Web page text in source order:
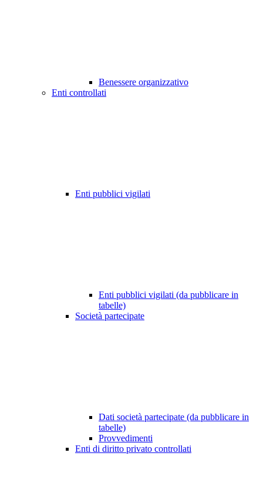
Benessere organizzativo
Enti controllati
Enti pubblici vigilati
Enti pubblici vigilati (da pubblicare in
tabelle)
Società partecipate
Dati società partecipate (da pubblicare in
tabelle)
Provvedimenti
Enti di diritto privato controllati